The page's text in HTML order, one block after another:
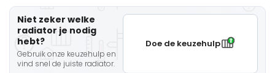
Niet zeker welke
radiator je nodig
hebt?
Gebruik onze keuzehulp en
vind snel de juiste radiator.
Doe de keuzehulp